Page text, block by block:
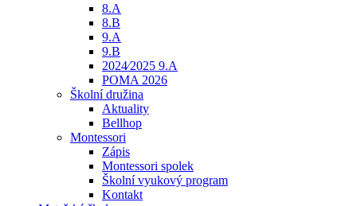
8.A
8.B
9.A
9.B
2024⁄2025 9.A
POMA 2026
Školní družina
Aktuality
Bellhop
Montessori
Zápis
Montessori spolek
Školní vyukový program
Kontakt